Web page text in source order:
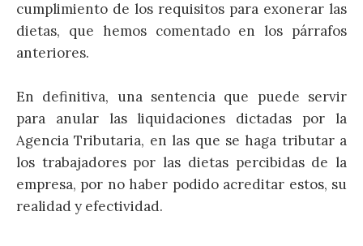
cumplimiento de los requisitos para exonerar las
dietas, que hemos comentado en los párrafos
anteriores.
En definitiva, una sentencia que puede servir
para anular las liquidaciones dictadas por la
Agencia Tributaria, en las que se haga tributar a
los trabajadores por las dietas percibidas de la
empresa, por no haber podido acreditar estos, su
realidad y efectividad.